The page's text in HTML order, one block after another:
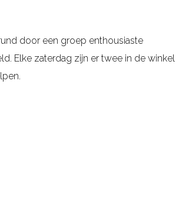
door een groep enthousiaste
Elke zaterdag zijn er twee in de winkel